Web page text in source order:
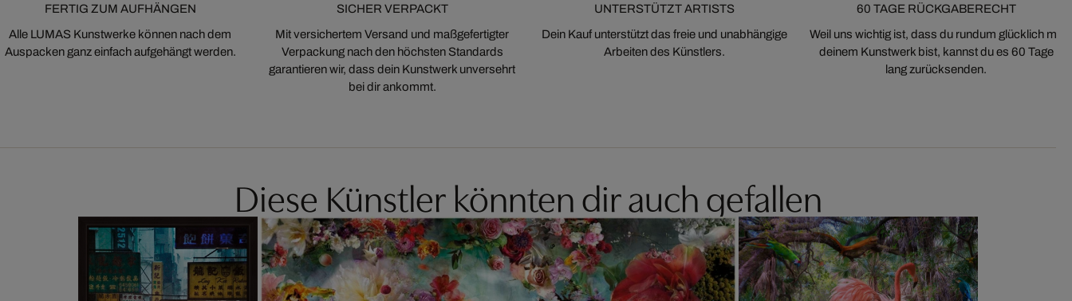
FERTIG ZUM AUFHÄNGEN
Alle LUMAS Kunstwerke können nach dem
Auspacken ganz einfach aufgehängt werden.
SICHER VERPACKT
Mit versichertem Versand und maßgefertigter
Verpackung nach den höchsten Standards
garantieren wir, dass dein Kunstwerk unversehrt
bei dir ankommt.
UNTERSTÜTZT ARTISTS
Dein Kauf unterstützt das freie und unabhängige
Arbeiten des Künstlers.
60 TAGE RÜCKGABERECHT
Weil uns wichtig ist, dass du rundum glücklich mit
deinem Kunstwerk bist, kannst du es 60 Tage
lang zurücksenden.
Diese Künstler könnten dir auch gefallen